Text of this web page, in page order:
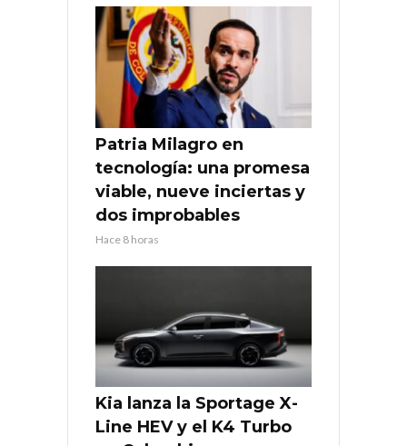
Patria Milagro en
tecnología: una promesa
viable, nueve inciertas y
dos improbables
Hace 8 horas
Kia lanza la Sportage X-
Line HEV y el K4 Turbo